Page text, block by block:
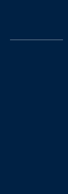
آراء متنوع
اکوایران با
آمارها،
را با رویکردی